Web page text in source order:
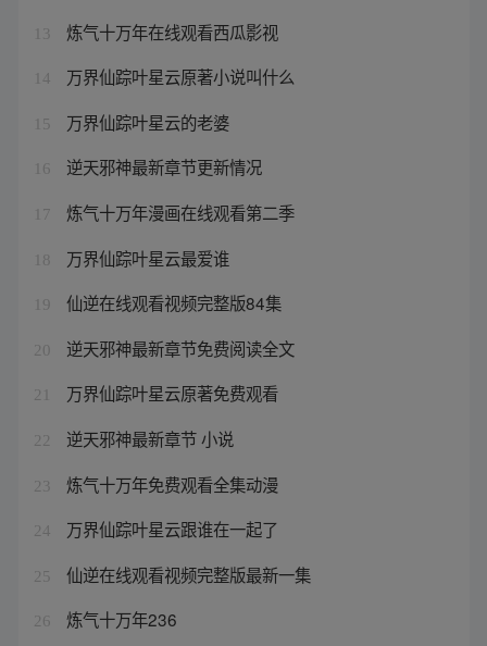
13 炼气十万年在线观看西瓜影视
14 万界仙踪叶星云原著小说叫什么
15 万界仙踪叶星云的老婆
16 逆天邪神最新章节更新情况
17 炼气十万年漫画在线观看第二季
18 万界仙踪叶星云最爱谁
19 仙逆在线观看视频完整版84集
20 逆天邪神最新章节免费阅读全文
21 万界仙踪叶星云原著免费观看
22 逆天邪神最新章节 小说
23 炼气十万年免费观看全集动漫
24 万界仙踪叶星云跟谁在一起了
25 仙逆在线观看视频完整版最新一集
26 炼气十万年236